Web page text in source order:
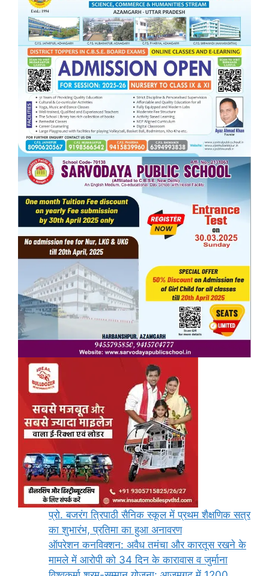
प्रो. बजरंग त्रिपाठी सैनिक स्कूल में प्रथम शैक्षणिक सत्र
का शुभारंभ, प्रतिमा का हुआ अनावरण
ऑपरेशन कनविक्शन: अवैध तमंचा और कारतूस रखने के
मामले में आरोपी को 34 दिन के कारावास व जुर्माना